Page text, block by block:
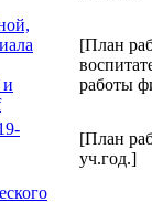
и
[План
работы
[План
уч.год.]